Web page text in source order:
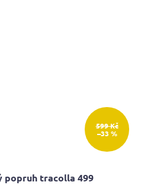
599 Kč
–33 %
popruh tracolla 499